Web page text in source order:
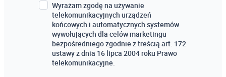
Wyrażam zgodę na używanie
telekomunikacyjnych urządzeń
końcowych i automatycznych systemów
wywołujących dla celów marketingu
bezpośredniego zgodnie z treścią art. 172
ustawy z dnia 16 lipca 2004 roku Prawo
telekomunikacyjne.